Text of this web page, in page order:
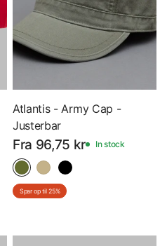
Atlantis - Army Cap -
Justerbar
Fra 96,75 kr In stock
Spar op til 25%